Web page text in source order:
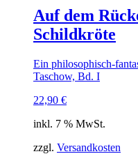
Auf dem
Schildkröte
Ein philosophisch-
Taschow, Bd. I
22,90 €
inkl. 7 % MwSt.
zzgl. Versandkosten